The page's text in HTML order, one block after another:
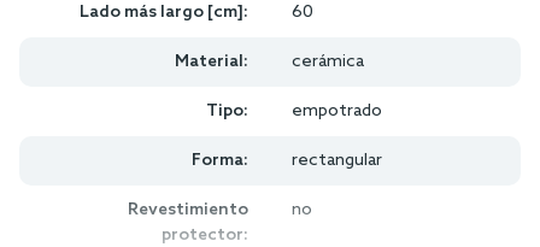
Lado más largo [cm]: 60
Material: cerámica
Tipo: empotrado
Forma: rectangular
Revestimiento
protector:
no